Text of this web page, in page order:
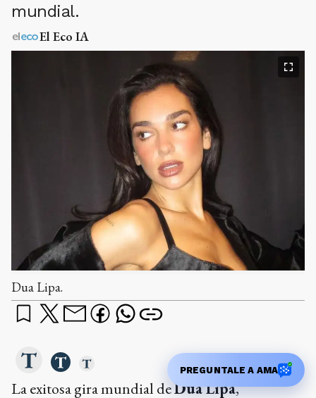
mundial.
El Eco IA
Dua Lipa.
La exitosa gira mundial deDua Lipa,
PREGUNTALE A AMA